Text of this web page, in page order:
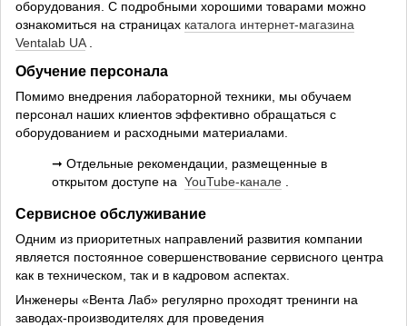
оборудования. С подробными хорошими товарами можно
ознакомиться на страницах каталога интернет-магазина
Ventalab UA.
Обучение персонала
Помимо внедрения лабораторной техники, мы обучаем
персонал наших клиентов эффективно обращаться с
оборудованием и расходными материалами.
➞ Отдельные рекомендации, размещенные в
открытом доступе на YouTube-канале
Сервисное обслуживание
Одним из приоритетных направлений развития компании
является постоянное совершенствование сервисного центра
как в техническом, так и в кадровом аспектах.
Инженеры «Вента Лаб» регулярно проходят тренинги на
заводах-производителях для проведения